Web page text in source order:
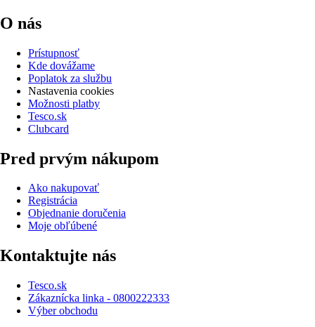
O nás
Prístupnosť
Kde dovážame
Poplatok za službu
Nastavenia cookies
Možnosti platby
Tesco.sk
Clubcard
Pred prvým nákupom
Ako nakupovať
Registrácia
Objednanie doručenia
Moje obľúbené
Kontaktujte nás
Tesco.sk
Zákaznícka linka - 0800222333
Výber obchodu